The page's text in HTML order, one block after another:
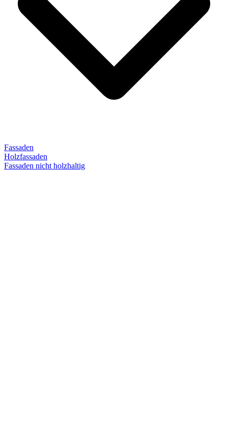
Fassaden
Holzfassaden
Fassaden nicht holzhaltig